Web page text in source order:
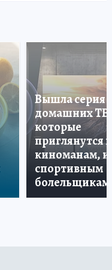
Вышла серия
домашних ТВ,
которые
приглянутся и
киноманам, и
спортивным
болельщикам